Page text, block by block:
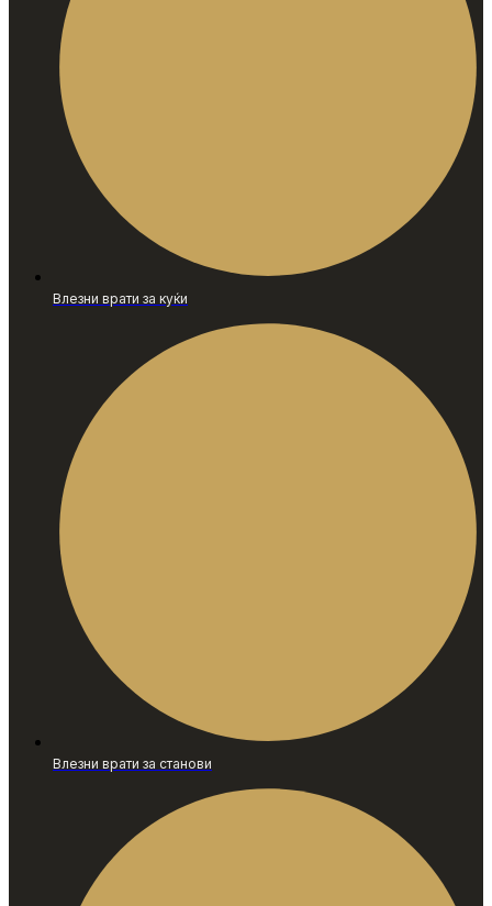
Влезни врати за куќи
Влезни врати за станови